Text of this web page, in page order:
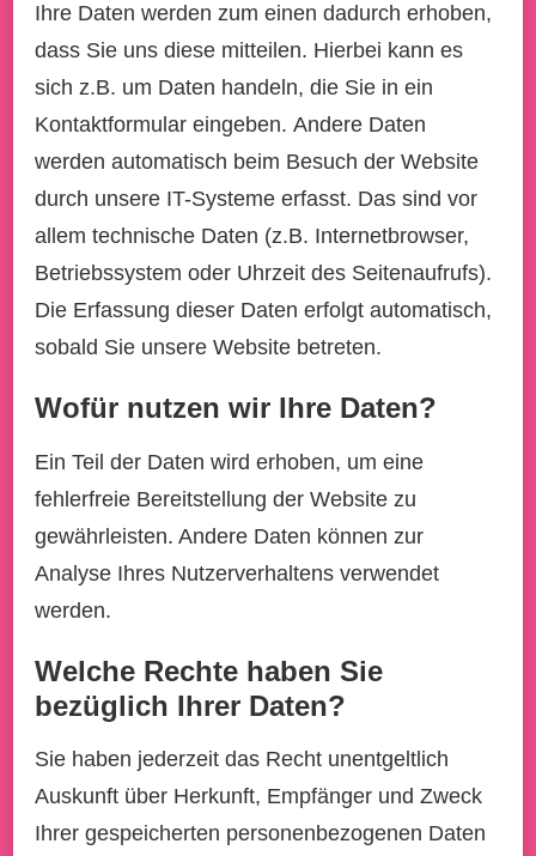
Ihre Daten werden zum einen dadurch erhoben,
dass Sie uns diese mitteilen. Hierbei kann es
sich z.B. um Daten handeln, die Sie in ein
Kontaktformular eingeben. Andere Daten
werden automatisch beim Besuch der Website
durch unsere IT-Systeme erfasst. Das sind vor
allem technische Daten (z.B. Internetbrowser,
Betriebssystem oder Uhrzeit des Seitenaufrufs).
Die Erfassung dieser Daten erfolgt automatisch,
sobald Sie unsere Website betreten.
Wofür nutzen wir Ihre Daten?
Ein Teil der Daten wird erhoben, um eine
fehlerfreie Bereitstellung der Website zu
gewährleisten. Andere Daten können zur
Analyse Ihres Nutzerverhaltens verwendet
werden.
Welche Rechte haben Sie
bezüglich Ihrer Daten?
Sie haben jederzeit das Recht unentgeltlich
Auskunft über Herkunft, Empfänger und Zweck
Ihrer gespeicherten personenbezogenen Daten